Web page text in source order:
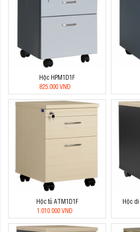
Hộc HPM1D1F
825.000 VNĐ
Hộc tủ ATM1D1F
1.010.000 VNĐ
Hộc di